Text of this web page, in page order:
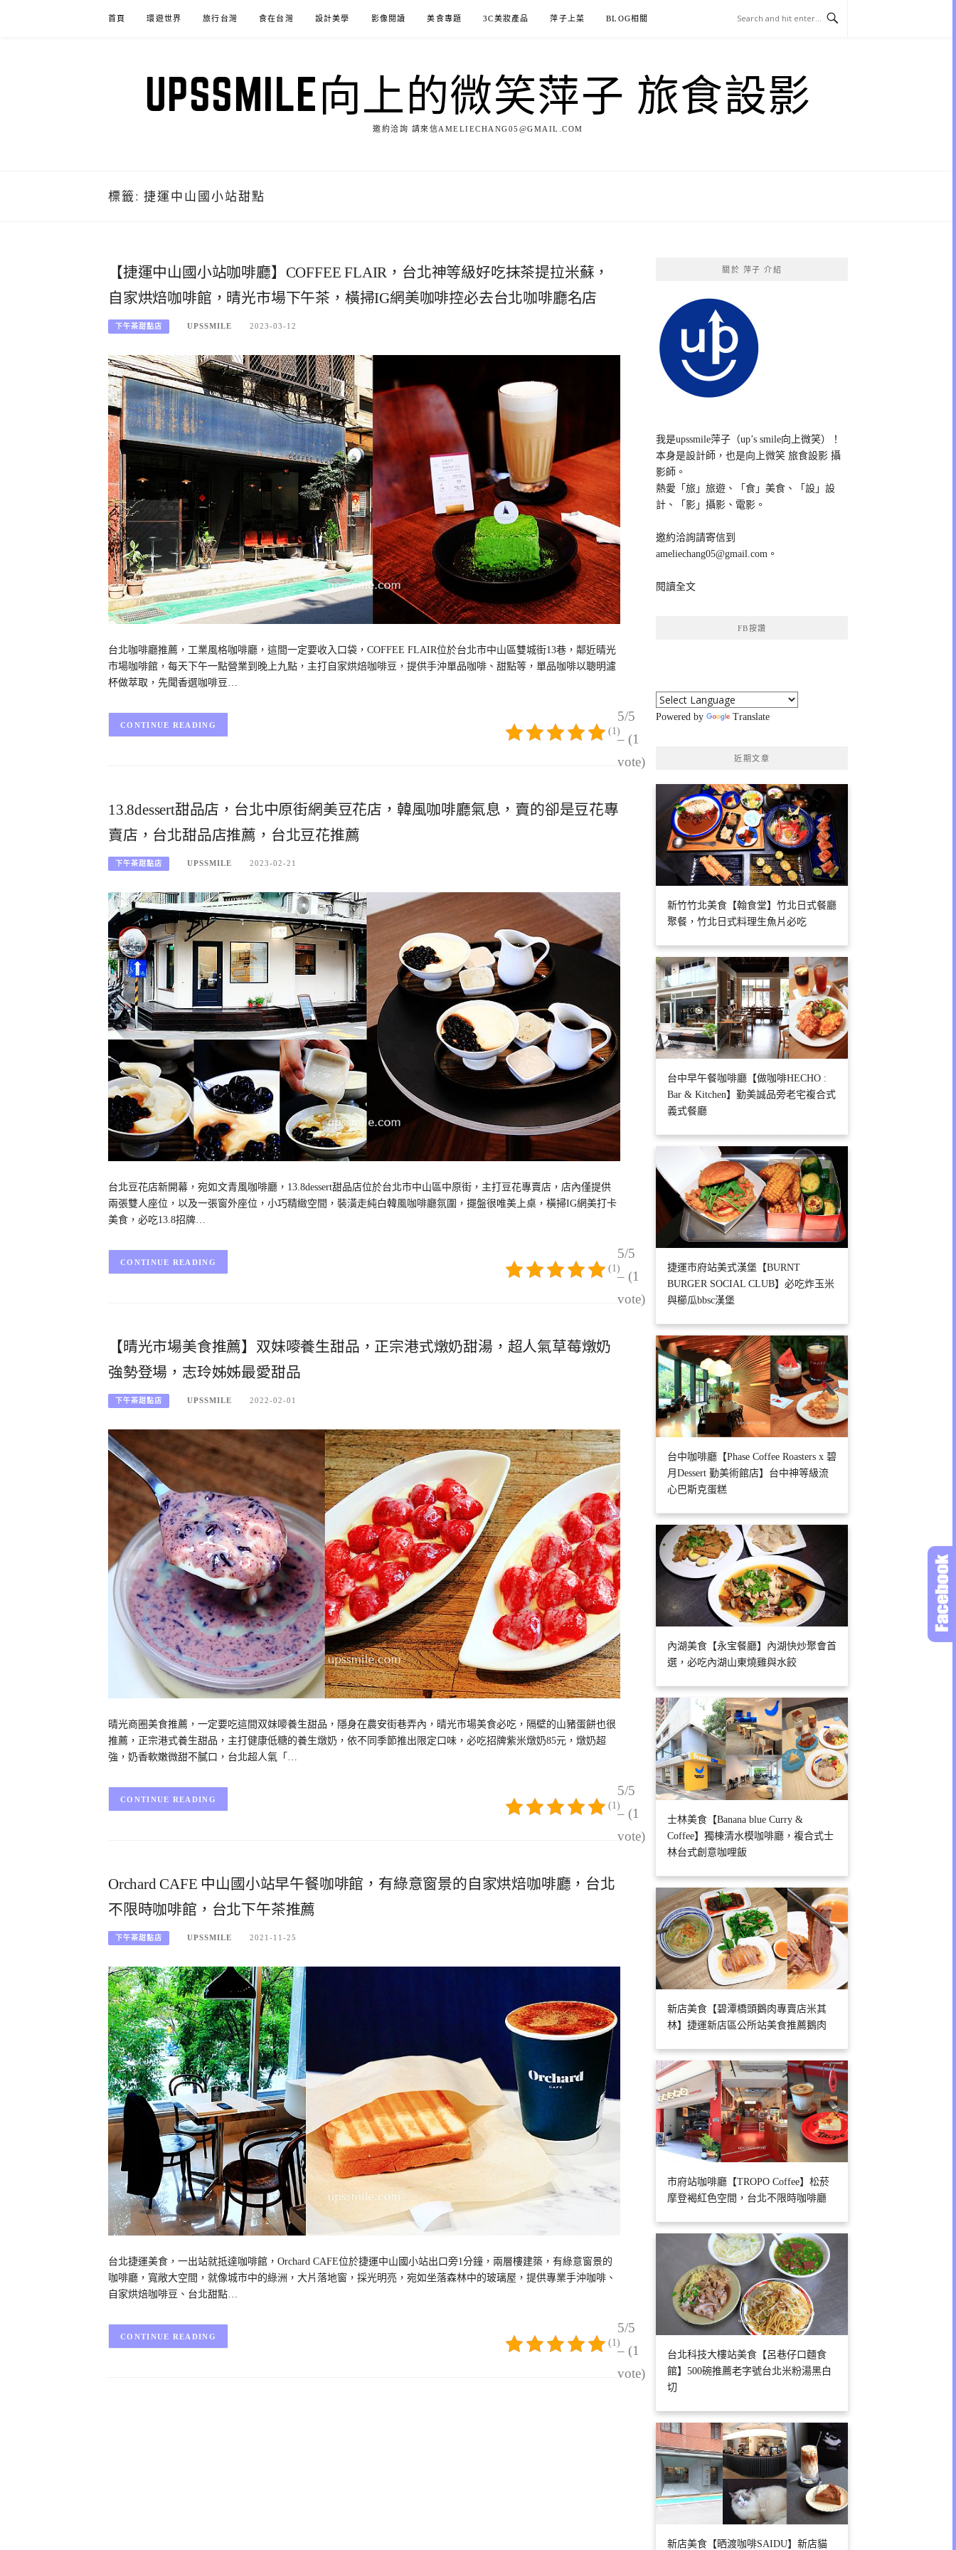
首頁 環遊世界 旅行台灣 食在台灣 設計美學 影像閱讀 美食專題 3C美妝產品 萍子上菜 BLOG相關
UPSSMILE向上的微笑萍子 旅食設影
邀約洽詢 請來信AMELIECHANG05@GMAIL.COM
標籤: 捷運中山國小站甜點
【捷運中山國小站咖啡廳】COFFEE FLAIR，台北神等級好吃抹茶提拉米蘇，
自家烘焙咖啡館，晴光市場下午茶，橫掃IG網美咖啡控必去台北咖啡廳名店
下午茶甜點店 UPSSMILE 2023-03-12
台北咖啡廳推薦，工業風格咖啡廳，這間一定要收入口袋，COFFEE FLAIR位於台北市中山區雙城街13巷，鄰近晴光
市場咖啡館，每天下午一點營業到晚上九點，主打自家烘焙咖啡豆，提供手沖單品咖啡、甜點等，單品咖啡以聰明濾
杯做萃取，先聞香選咖啡豆…
5/5
– (1
vote)
(1)
CONTINUE READING
13.8dessert甜品店，台北中原街網美豆花店，韓風咖啡廳氣息，賣的卻是豆花專
賣店，台北甜品店推薦，台北豆花推薦
下午茶甜點店 UPSSMILE 2023-02-21
台北豆花店新開幕，宛如文青風咖啡廳，13.8dessert甜品店位於台北市中山區中原街，主打豆花專賣店，店內僅提供
兩張雙人座位，以及一張窗外座位，小巧精緻空間，裝潢走純白韓風咖啡廳氛圍，擺盤很唯美上桌，橫掃IG網美打卡
美食，必吃13.8招牌…
5/5
– (1
vote)
(1)
CONTINUE READING
【晴光市場美食推薦】双妹嘜養生甜品，正宗港式燉奶甜湯，超人氣草莓燉奶
強勢登場，志玲姊姊最愛甜品
下午茶甜點店 UPSSMILE 2022-02-01
晴光商圈美食推薦，一定要吃這間双妹嘜養生甜品，隱身在農安街巷弄內，晴光市場美食必吃，隔壁的山豬蛋餅也很
推薦，正宗港式養生甜品，主打健康低糖的養生燉奶，依不同季節推出限定口味，必吃招牌紫米燉奶85元，燉奶超
強，奶香軟嫩微甜不膩口，台北超人氣「…
5/5
– (1
vote)
(1)
CONTINUE READING
Orchard CAFE 中山國小站早午餐咖啡館，有綠意窗景的自家烘焙咖啡廳，台北
不限時咖啡館，台北下午茶推薦
下午茶甜點店 UPSSMILE 2021-11-25
台北捷運美食，一出站就抵達咖啡館，Orchard CAFE位於捷運中山國小站出口旁1分鐘，兩層樓建築，有綠意窗景的
咖啡廳，寬敞大空間，就像城市中的綠洲，大片落地窗，採光明亮，宛如坐落森林中的玻璃屋，提供專業手沖咖啡、
自家烘焙咖啡豆、台北甜點…
5/5
– (1
vote)
(1)
CONTINUE READING
關於 萍子 介紹
我是upssmile萍子（up’s smile向上微笑）！
本身是設計師，也是向上微笑 旅食設影 攝
影師。
熱愛「旅」旅遊、「食」美食、「設」設
計、「影」攝影、電影。
邀約洽詢請寄信到
ameliechang05@gmail.com。
閱讀全文
FB按讚
Powered by Translate
近期文章
新竹竹北美食【翰食堂】竹北日式餐廳
聚餐，竹北日式料理生魚片必吃
台中早午餐咖啡廳【做咖啡HECHO :
Bar & Kitchen】勤美誠品旁老宅複合式
義式餐廳
捷運市府站美式漢堡【BURNT
BURGER SOCIAL CLUB】必吃炸玉米
與櫛瓜bbsc漢堡
台中咖啡廳【Phase Coffee Roasters x 碧
月Dessert 勤美術館店】台中神等級流
心巴斯克蛋糕
內湖美食【永宝餐廳】內湖快炒聚會首
選，必吃內湖山東燒雞與水餃
士林美食【Banana blue Curry &
Coffee】獨棟清水模咖啡廳，複合式士
林台式創意咖哩飯
新店美食【碧潭橋頭鵝肉專賣店米其
林】捷運新店區公所站美食推薦鵝肉
市府站咖啡廳【TROPO Coffee】松菸
摩登褐紅色空間，台北不限時咖啡廳
台北科技大樓站美食【呂巷仔口麵食
館】500碗推薦老字號台北米粉湯黑白
切
新店美食【晒渡咖啡SAIDU】新店貓